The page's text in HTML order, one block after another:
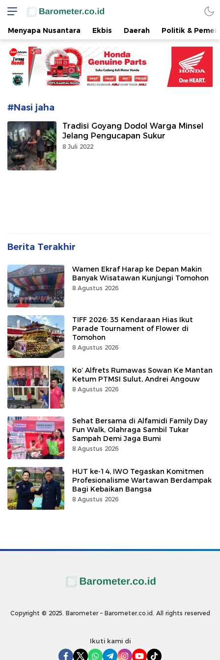
www.barometer.co.id
Berita Terkini di Sulawesi Utara
Menyapa Nusantara Ekbis Daerah Politik &
#Nasi jaha
Tradisi Goyang Dodol Warga Minsel
Jelang Pengucapan Sukur
8 Juli 2022
Berita Terakhir
Wamen Ekraf Harap ke Depan Makin
Banyak Wisatawan Kunjungi Tomohon
8 Agustus 2026
TIFF 2026: 35 Kendaraan Hias Ikut
Parade Tournament of Flower di
Tomohon
8 Agustus 2026
Ko’ Alfrets Rumawas Sowan Ke Mantan
Ketum PTMSI Sulut, Andrei Angouw
8 Agustus 2026
Sehat Bersama di Alfamidi Family Day
Fun Walk, Olahraga Sambil Tukar
Sampah Demi Jaga Bumi
8 Agustus 2026
HUT ke-14, IWO Tegaskan Komitmen
Profesionalisme Wartawan Berdampak
Bagi Kebaikan Bangsa
8 Agustus 2026
Copyright © 2025. Barometer – Barometer.co.id. All rights reserved
Ikuti kami di